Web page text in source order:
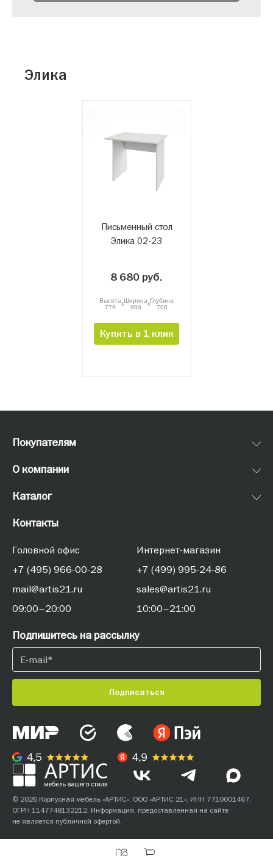
Элика
Письменный стол
Элика 02-23
8 680 руб.
Высота
779
xШирина
900
xГлубина
700
Купить в 1 клик
Покупателям
О компании
Каталог
Контакты
Головной офис
+7 (495) 966-00-28
mail@artis21.ru
09:00–20:00
Интернет-магазин
+7 (499) 995-24-86
sales@artis21.ru
10:00–21:00
Подпишитесь на рассылку
Подписаться
© 2026 Корпусная мебель «АРТИС». ООО «АРТИС 21», ИНН 7710001467,
ОГРН 1147748132212. Информация, предоставленная на сайте
не является публичной офертой.